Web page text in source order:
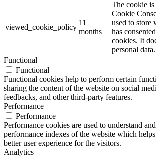
viewed_cookie_policy
11
months
The cookie
Cookie
used to store
has
cookies. It
personal data.
Functional
Functional
Functional cookies help to perform certain
sharing the content of the website on social
feedbacks, and other third-party features.
Performance
Performance
Performance cookies are used to understand
performance indexes of the website which
better user experience for the visitors.
Analytics